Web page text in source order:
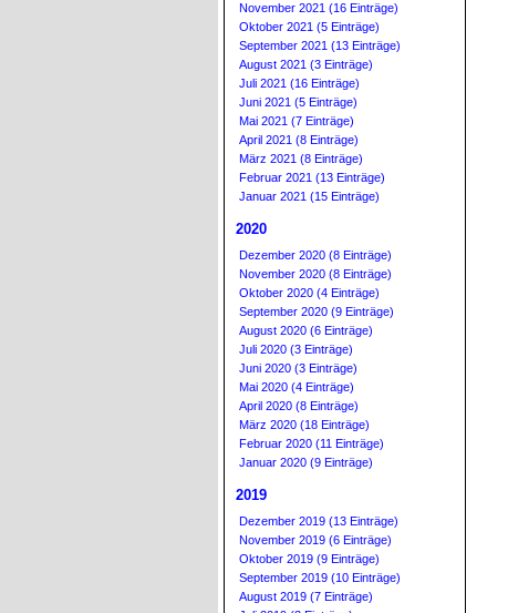
November 2021 (16 Einträge)
Oktober 2021 (5 Einträge)
September 2021 (13 Einträge)
August 2021 (3 Einträge)
Juli 2021 (16 Einträge)
Juni 2021 (5 Einträge)
Mai 2021 (7 Einträge)
April 2021 (8 Einträge)
März 2021 (8 Einträge)
Februar 2021 (13 Einträge)
Januar 2021 (15 Einträge)
2020
Dezember 2020 (8 Einträge)
November 2020 (8 Einträge)
Oktober 2020 (4 Einträge)
September 2020 (9 Einträge)
August 2020 (6 Einträge)
Juli 2020 (3 Einträge)
Juni 2020 (3 Einträge)
Mai 2020 (4 Einträge)
April 2020 (8 Einträge)
März 2020 (18 Einträge)
Februar 2020 (11 Einträge)
Januar 2020 (9 Einträge)
2019
Dezember 2019 (13 Einträge)
November 2019 (6 Einträge)
Oktober 2019 (9 Einträge)
September 2019 (10 Einträge)
August 2019 (7 Einträge)